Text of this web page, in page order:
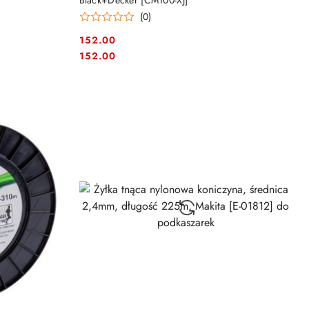
(0)
Cena:
152.00
Cena:
152.00